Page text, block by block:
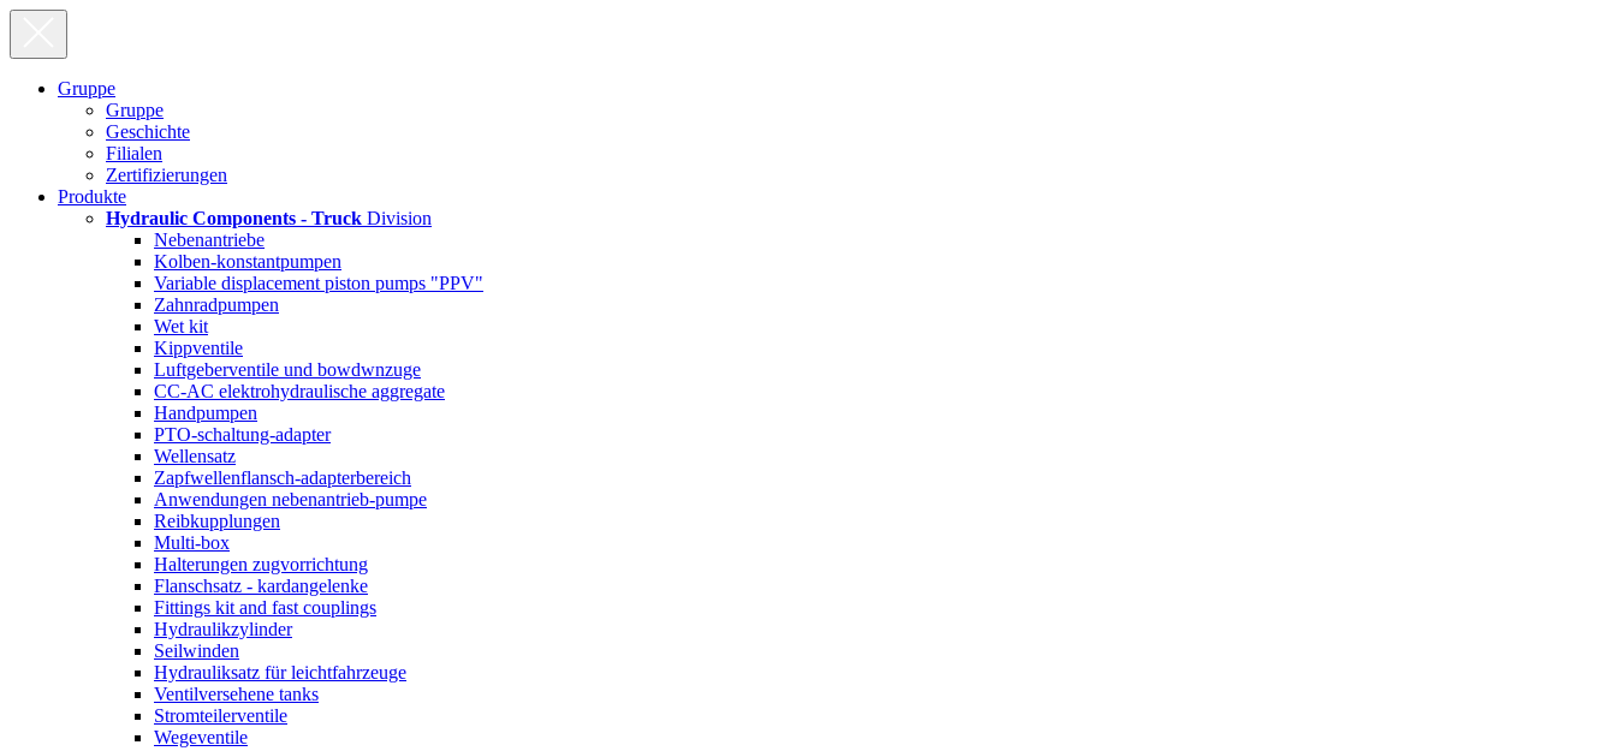
Gruppe
Gruppe
Geschichte
Filialen
Zertifizierungen
Produkte
Hydraulic Components - Truck Division
Nebenantriebe
Kolben-konstantpumpen
Variable displacement piston pumps "PPV"
Zahnradpumpen
Wet kit
Kippventile
Luftgeberventile und bowdwnzuge
CC-AC elektrohydraulische aggregate
Handpumpen
PTO-schaltung-adapter
Wellensatz
Zapfwellenflansch-adapterbereich
Anwendungen nebenantrieb-pumpe
Reibkupplungen
Multi-box
Halterungen zugvorrichtung
Flanschsatz - kardangelenke
Fittings kit and fast couplings
Hydraulikzylinder
Seilwinden
Hydrauliksatz für leichtfahrzeuge
Ventilversehene tanks
Stromteilerventile
Wegeventile